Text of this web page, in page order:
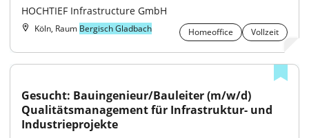
HOCHTIEF Infrastructure GmbH
Köln, Raum Bergisch Gladbach Homeoffice Vollzeit
Gesucht: Bauingenieur/Bauleiter (m/w/d)
Qualitätsmanagement für Infrastruktur- und
Industrieprojekte